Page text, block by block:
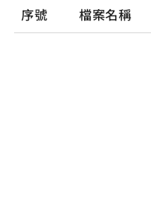
序號
檔案名稱